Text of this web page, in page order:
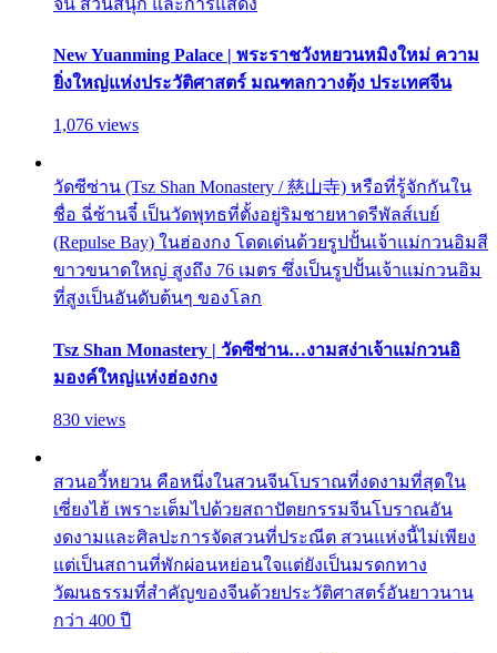
New Yuanming Palace | พระราชวังหยวนหมิงใหม่ ความ
ยิ่งใหญ่แห่งประวัติศาสตร์ มณฑลกวางตุ้ง ประเทศจีน
1,076 views
วัดซีซ่าน (Tsz Shan Monastery / 慈山寺) หรือที่รู้จักกันใน
ชื่อ ฉี่ซ้านจี๋ เป็นวัดพุทธที่ตั้งอยู่ริมชายหาดรีพัลส์เบย์
(Repulse Bay) ในฮ่องกง โดดเด่นด้วยรูปปั้นเจ้าแม่กวนอิมสี
ขาวขนาดใหญ่ สูงถึง 76 เมตร ซึ่งเป็นรูปปั้นเจ้าแม่กวนอิม
ที่สูงเป็นอันดับต้นๆ ของโลก
Tsz Shan Monastery | วัดซีซ่าน…งามสง่าเจ้าแม่กวนอิ
มองค์ใหญ่แห่งฮ่องกง
830 views
สวนอวี้หยวน คือหนึ่งในสวนจีนโบราณที่งดงามที่สุดใน
เซี่ยงไฮ้ เพราะเต็มไปด้วยสถาปัตยกรรมจีนโบราณอัน
งดงามและศิลปะการจัดสวนที่ประณีต สวนแห่งนี้ไม่เพียง
แต่เป็นสถานที่พักผ่อนหย่อนใจแต่ยังเป็นมรดกทาง
วัฒนธรรมที่สำคัญของจีนด้วยประวัติศาสตร์อันยาวนาน
กว่า 400 ปี